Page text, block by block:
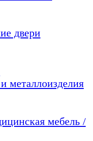
двери
металлоизделия
мебель /